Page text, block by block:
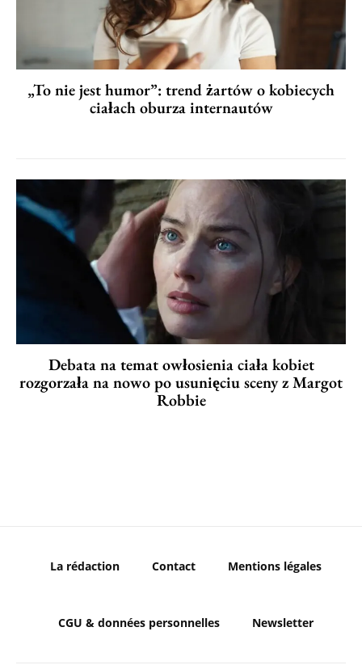
„To nie jest humor”: trend żartów o kobiecych
ciałach oburza internautów
Debata na temat owłosienia ciała kobiet
rozgorzała na nowo po usunięciu sceny z Margot
Robbie
La rédaction Contact Mentions légales
CGU & données personnelles Newsletter